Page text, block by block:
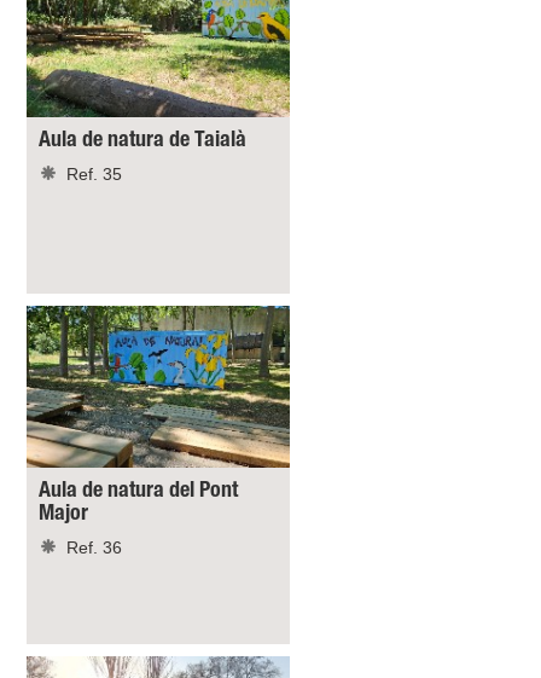
Aula de natura de Taialà
Ref. 35
Aula de natura del Pont
Major
Ref. 36